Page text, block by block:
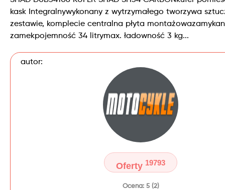
kask Integralnywykonany z wytrzymałego tworzywa
zestawie, komplecie centralna płyta
zamekpojemność 34 litrymax. ładowność 3 kg...
autor:
Oferty 19793
Ocena: 5 (2)